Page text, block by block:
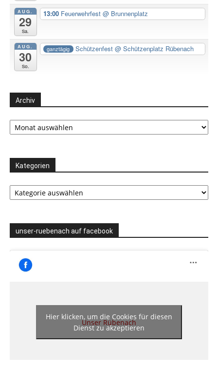
AUG.
29
Sa.
13:00 Feuerwehrfest @ Brunnenplatz
AUG.
30
So.
ganztägig Schützenfest@ Schützenplatz Rübenach
Archiv
Archiv
Kategorien
Kategorien
unser-ruebenach auf facebook
Unser Rübenach
Hier klicken, um die Cookies für diesen
Dienst zu akzeptieren